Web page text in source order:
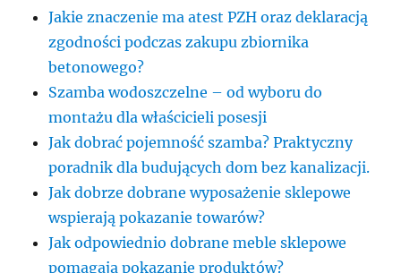
Jakie znaczenie ma atest PZH oraz deklaracją
zgodności podczas zakupu zbiornika
betonowego?
Szamba wodoszczelne – od wyboru do
montażu dla właścicieli posesji
Jak dobrać pojemność szamba? Praktyczny
poradnik dla budujących dom bez kanalizacji.
Jak dobrze dobrane wyposażenie sklepowe
wspierają pokazanie towarów?
Jak odpowiednio dobrane meble sklepowe
pomagają pokazanie produktów?